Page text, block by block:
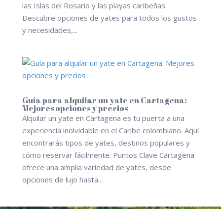
las Islas del Rosario y las playas caribeñas.
Descubre opciones de yates para todos los gustos
y necesidades,...
Guía para alquilar un yate en Cartagena:
Mejores opciones y precios
Alquilar un yate en Cartagena es tu puerta a una
experiencia inolvidable en el Caribe colombiano. Aquí
encontrarás tipos de yates, destinos populares y
cómo reservar fácilmente. Puntos Clave Cartagena
ofrece una amplia variedad de yates, desde
opciones de lujo hasta...